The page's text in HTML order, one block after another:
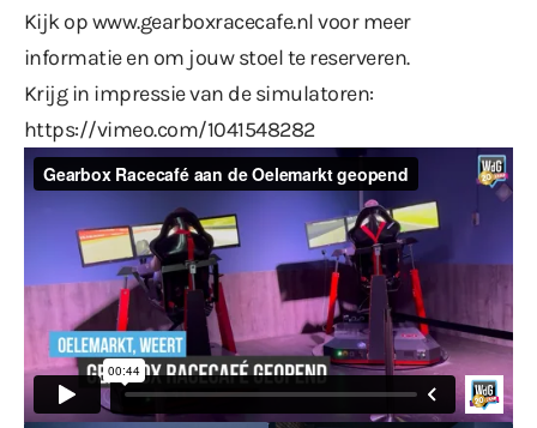
Kijk opwww.gearboxracecafe.nlvoor meer
informatie en om jouw stoel te reserveren.
Krijg in impressie van de simulatoren:
https://vimeo.com/1041548282